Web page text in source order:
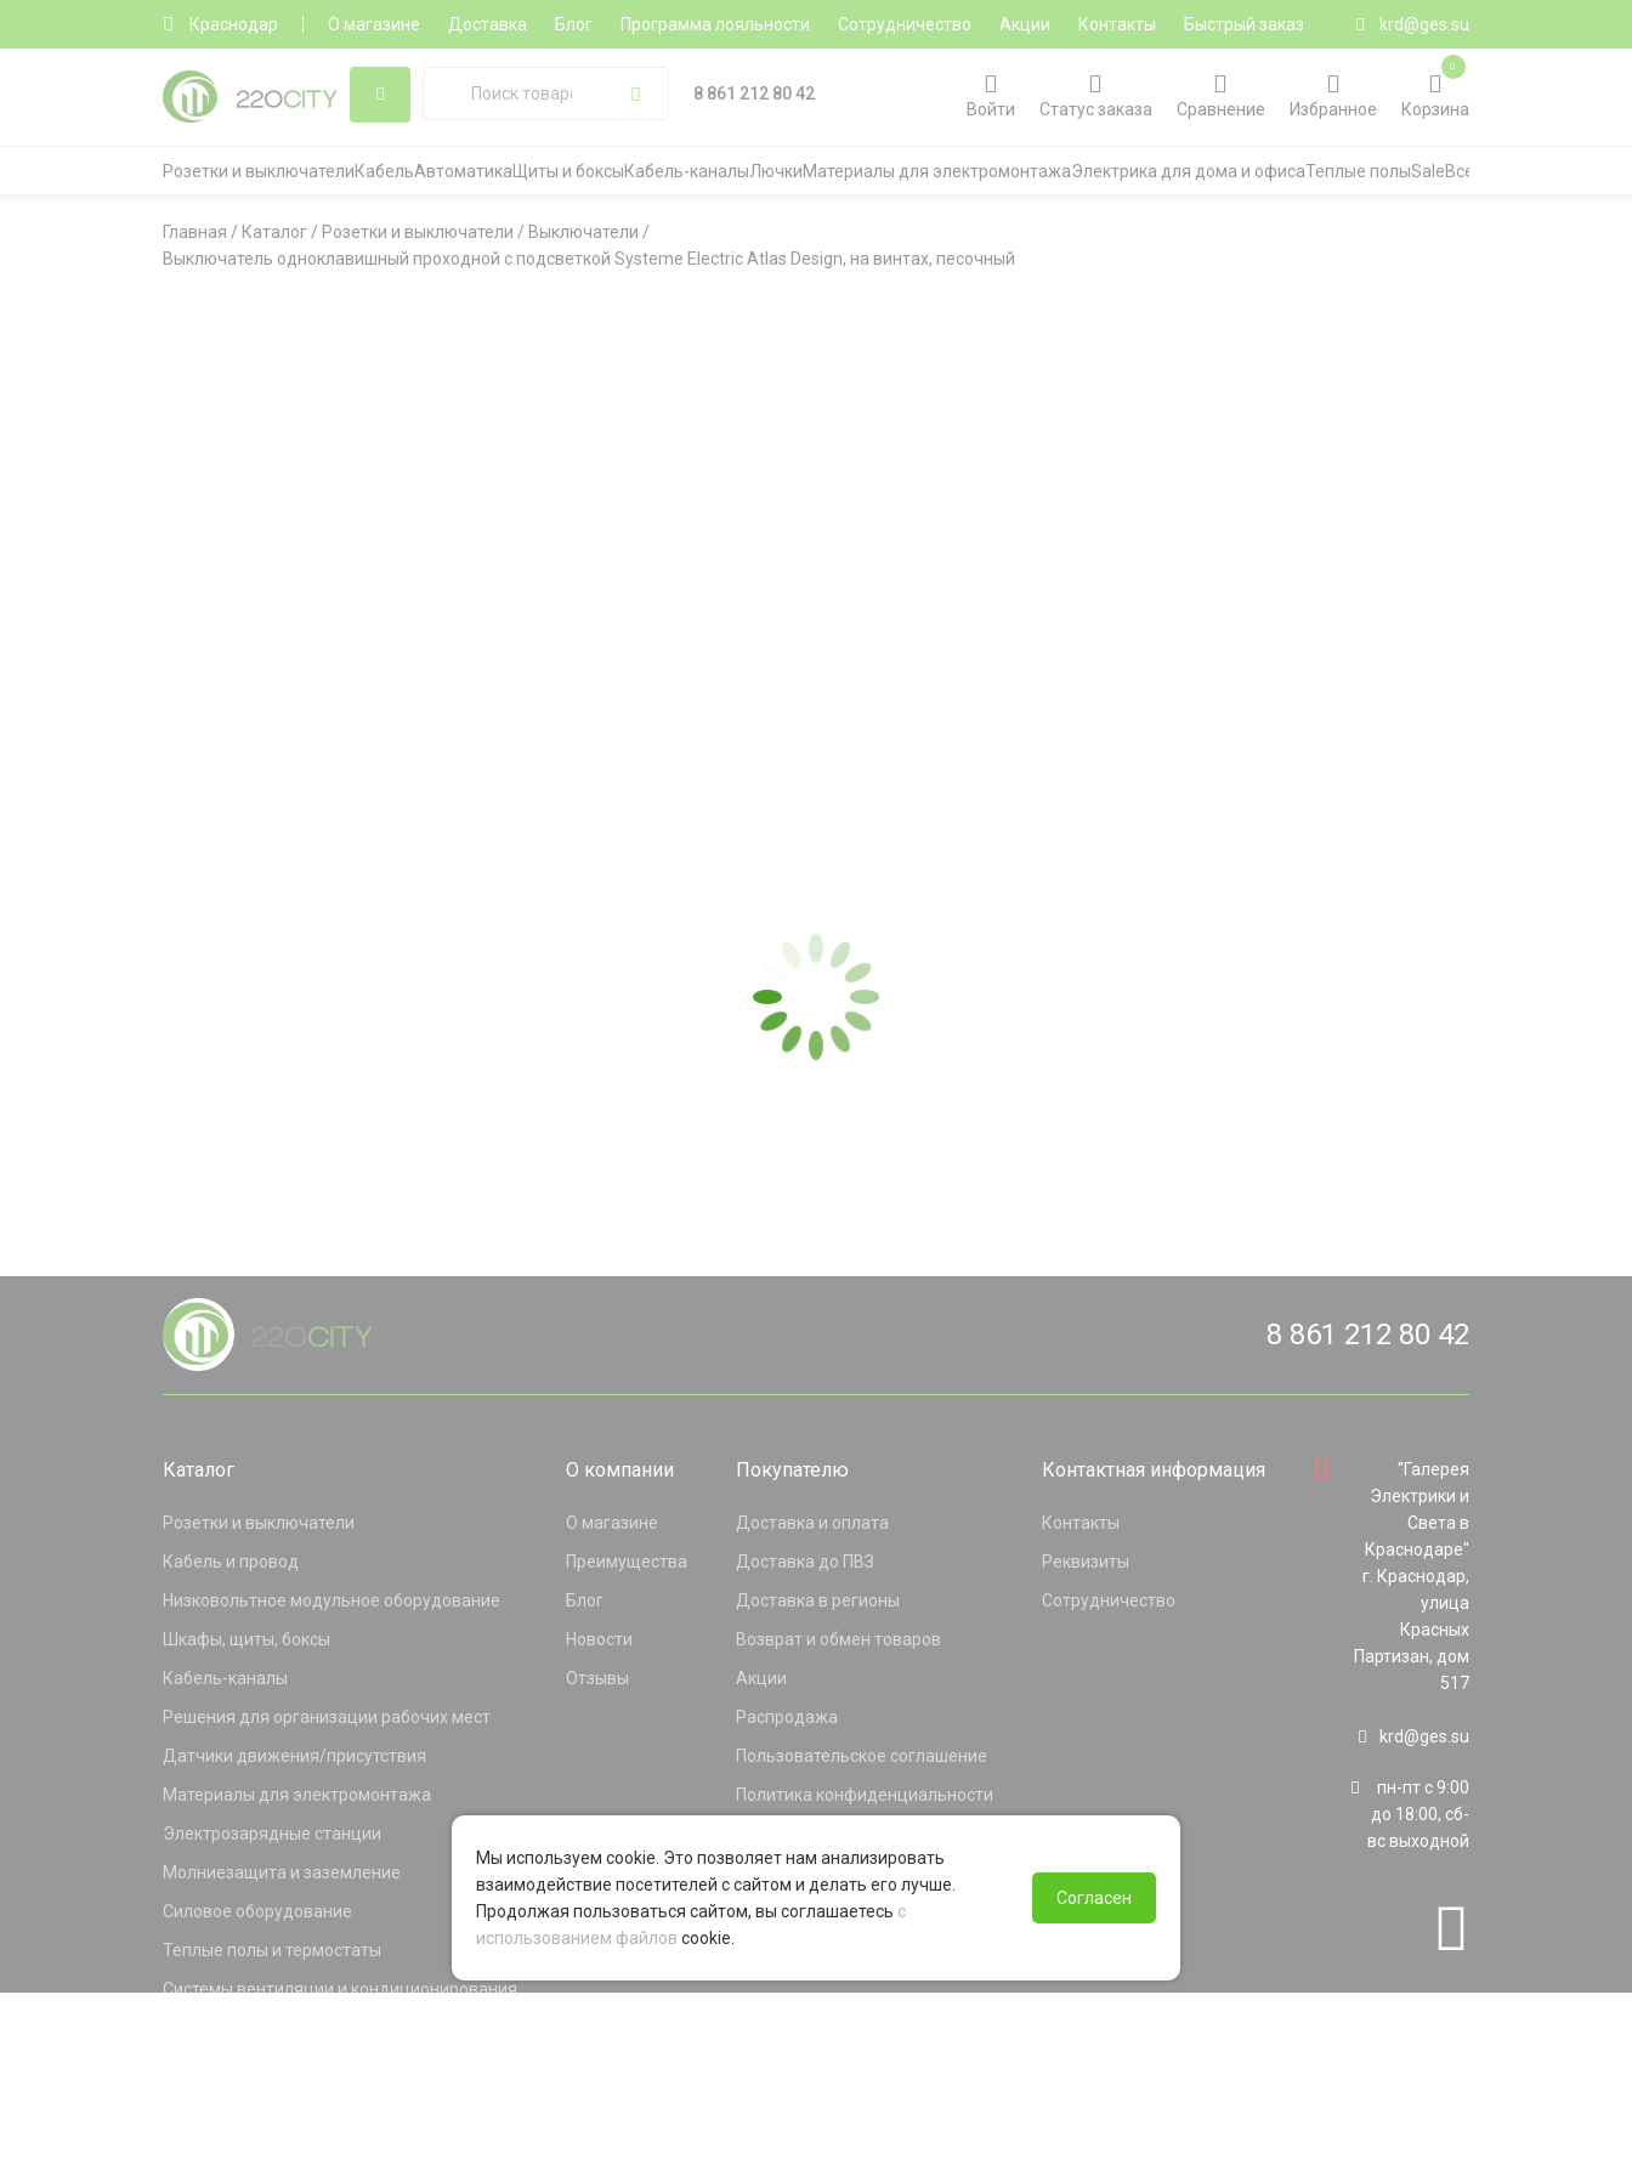
Краснодар О магазине Доставка Блог Программа лояльности Сотрудничество Акции Контакты Быстрый заказ krd@ges.su
8 861 212 80 42
Войти
Статус заказа Сравнение Избранное Корзина
0
Розетки и выключателиКабельАвтоматика Щиты и боксыКабель-каналыЛючкиМатериалы для электромонтажаЭлектрика для дома и офисаТеплые полыSaleВсе категории
Главная / Каталог / Розетки и выключатели / Выключатели /
Выключатель одноклавишный проходной с подсветкой Systeme Electric Atlas Design, на винтах, песочный
8 861 212 80 42
Каталог
Розетки и выключатели
Кабель и провод
Низковольтное модульное оборудование
Шкафы, щиты, боксы
Кабель-каналы
Решения для организации рабочих мест
Датчики движения/присутствия
Материалы для электромонтажа
Электрозарядные станции
Молниезащита и заземление
Силовое оборудование
Теплые полы и термостаты
Системы вентиляции и кондиционирования
О компании
О магазине
Преимущества
Блог
Новости
Отзывы
Покупателю
Доставка и оплата
Доставка до ПВЗ
Доставка в регионы
Возврат и обмен товаров
Акции
Распродажа
Пользовательское соглашение
Политика конфиденциальности
Программа лояльности
Контактная информация
Контакты
Реквизиты
Сотрудничество
"Галерея
Электрики и
Света в
Краснодаре"
г. Краснодар,
улица
Красных
Партизан, дом
517
krd@ges.su
пн-пт с 9:00
до 18:00, сб-
вс выходной
Мы используем cookie. Это позволяет нам анализировать
взаимодействие посетителей с сайтом и делать его лучше.
Продолжая пользоваться сайтом, вы соглашаетесь с
использованием файлов cookie.
Согласен